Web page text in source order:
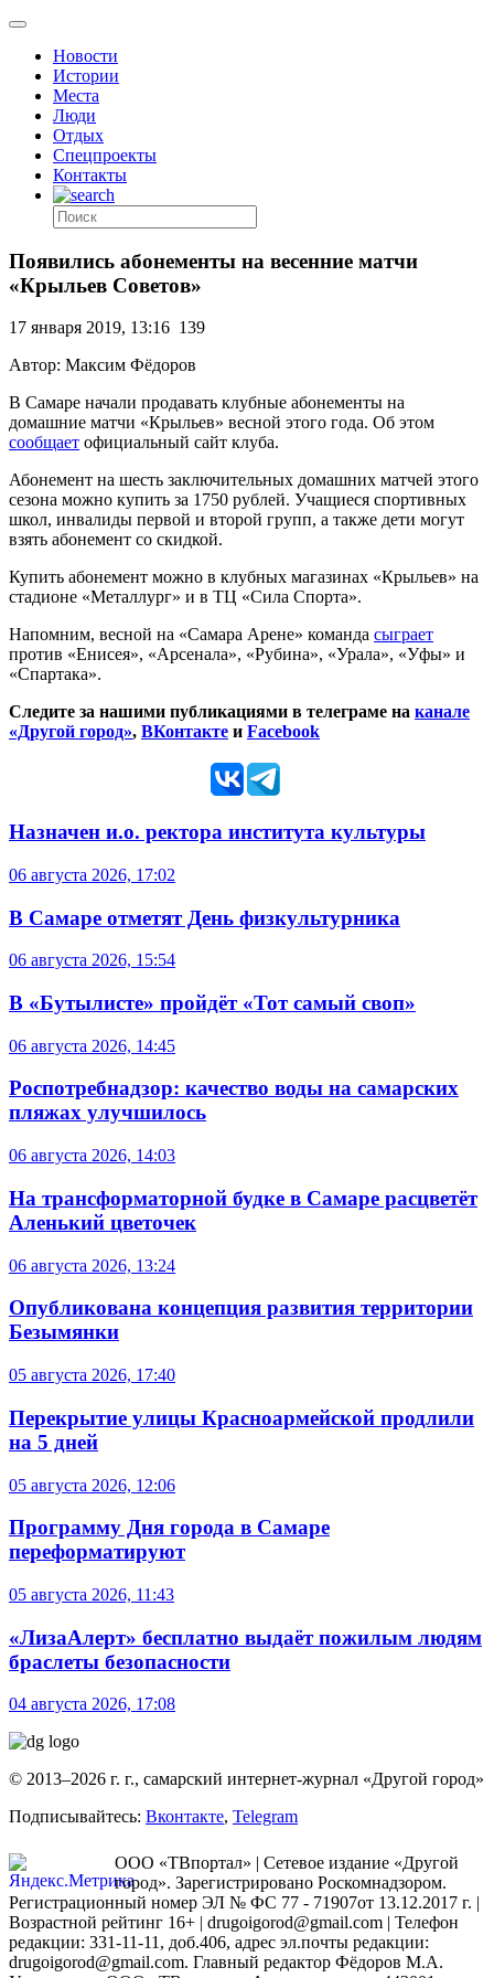
Новости
Истории
Места
Люди
Отдых
Спецпроекты
Контакты
Появились абонементы на весенние матчи
«Крыльев Советов»
17 января 2019, 13:16 139
Автор: Максим Фёдоров
В Самаре начали продавать клубные абонементы на
домашние матчи «Крыльев» весной этого года. Об этом
сообщает официальный сайт клуба.
Абонемент на шесть заключительных домашних матчей этого
сезона можно купить за 1750 рублей. Учащиеся спортивных
школ, инвалиды первой и второй групп, а также дети могут
взять абонемент со скидкой.
Купить абонемент можно в клубных магазинах «Крыльев» на
стадионе «Металлург» и в ТЦ «Сила Спорта».
Напомним, весной на «Самара Арене» команда сыграет
против «Енисея», «Арсенала», «Рубина», «Урала», «Уфы» и
«Спартака».
Следите за нашими публикациями в телеграме на канале
«Другой город», ВКонтакте и Facebook
Назначен и.о. ректора института культуры
06 августа 2026, 17:02
В Самаре отметят День физкультурника
06 августа 2026, 15:54
В «Бутылисте» пройдёт «Тот самый своп»
06 августа 2026, 14:45
Роспотребнадзор: качество воды на самарских
пляжах улучшилось
06 августа 2026, 14:03
На трансформаторной будке в Самаре расцветёт
Аленький цветочек
06 августа 2026, 13:24
Опубликована концепция развития территории
Безымянки
05 августа 2026, 17:40
Перекрытие улицы Красноармейской продлили
на 5 дней
05 августа 2026, 12:06
Программу Дня города в Самаре
переформатируют
05 августа 2026, 11:43
«ЛизаАлерт» бесплатно выдаёт пожилым людям
браслеты безопасности
04 августа 2026, 17:08
© 2013–2026 г. г., самарский интернет-журнал «Другой город»
Подписывайтесь: Вконтакте, Telegram
ООО «ТВпортал» | Сетевое издание «Другой
город». Зарегистрировано Роскомнадзором.
Регистрационный номер ЭЛ № ФС 77 - 71907от 13.12.2017 г. |
Возрастной рейтинг 16+ | drugoigorod@gmail.com | Телефон
редакции: 331-11-11, доб.406, адрес эл.почты редакции:
drugoigorod@gmail.com. Главный редактор Фёдоров М.А.